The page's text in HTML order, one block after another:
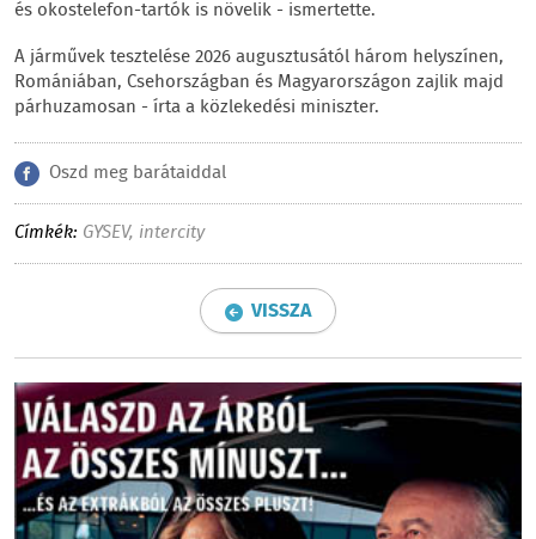
és okostelefon-tartók is növelik - ismertette.
A járművek tesztelése 2026 augusztusától három helyszínen,
Romániában, Csehországban és Magyarországon zajlik majd
párhuzamosan - írta a közlekedési miniszter.
Oszd meg barátaiddal
Címkék: GYSEV, intercity
VISSZA